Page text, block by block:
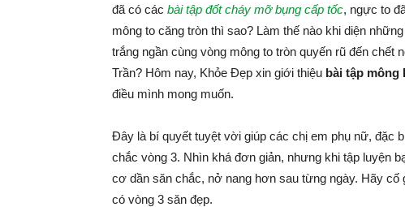
đã có các bài tập đốt cháy mỡ bụng cấp tốc, ngực to
mông to căng tròn thì sao? Làm thế nào khi diện
trắng ngần cùng vòng mông to tròn quyến rũ đến chết
Trần? Hôm nay, Khỏe Đẹp xin giới thiệu bài tập mông
điều mình mong muốn.
Đây là bí quyết tuyệt vời giúp các chị em phụ nữ, đặc
chắc vòng 3. Nhìn khá đơn giản, nhưng khi tập luyện
cơ dần săn chắc, nở nang hơn sau từng ngày. Hãy cố
có vòng 3 săn đẹp.